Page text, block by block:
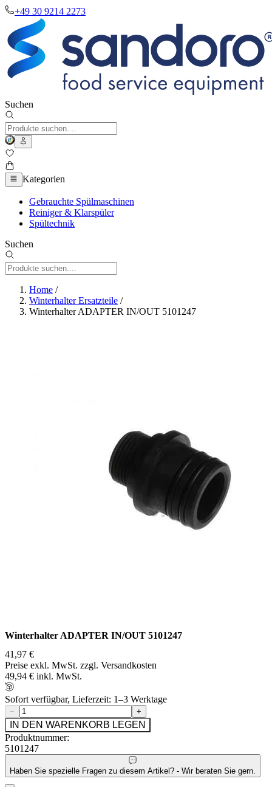
+49 30 9214 2273
Suchen
Kategorien
Gebrauchte Spülmaschinen
Reiniger & Klarspüler
Spültechnik
Suchen
Home /
Winterhalter Ersatzteile /
Winterhalter ADAPTER IN/OUT 5101247
Winterhalter ADAPTER IN/OUT 5101247
41,97 €
Preise exkl. MwSt. zzgl. Versandkosten
49,94 € inkl. MwSt.
Sofort verfügbar, Lieferzeit: 1–3 Werktage
− +
IN DEN WARENKORB LEGEN
Produktnummer:
5101247
Haben Sie spezielle Fragen zu diesem Artikel? - Wir beraten Sie gern.